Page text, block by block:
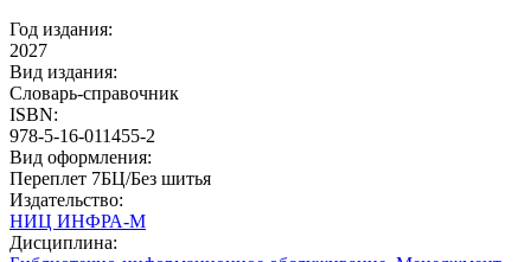
Год издания:
2027
Вид издания:
Словарь-справочник
ISBN:
978-5-16-011455-2
Вид оформления:
Переплет 7БЦ/Без шитья
Издательство:
НИЦ ИНФРА-М
Дисциплина: